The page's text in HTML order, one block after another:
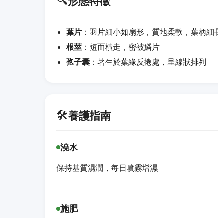
葉片 ：羽片細小如扇形，質地柔軟，葉柄細
根莖 ：短而橫走，密被鱗片
孢子囊 ：著生於葉緣反捲處，呈線狀排列
🛠️養護指南
澆水
保持基質濕潤，每日噴霧增濕
施肥